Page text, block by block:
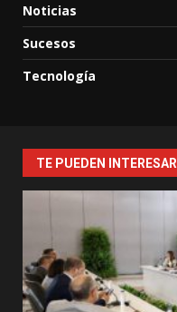
Noticias
Sucesos
Tecnología
TE PUEDEN INTERESAR